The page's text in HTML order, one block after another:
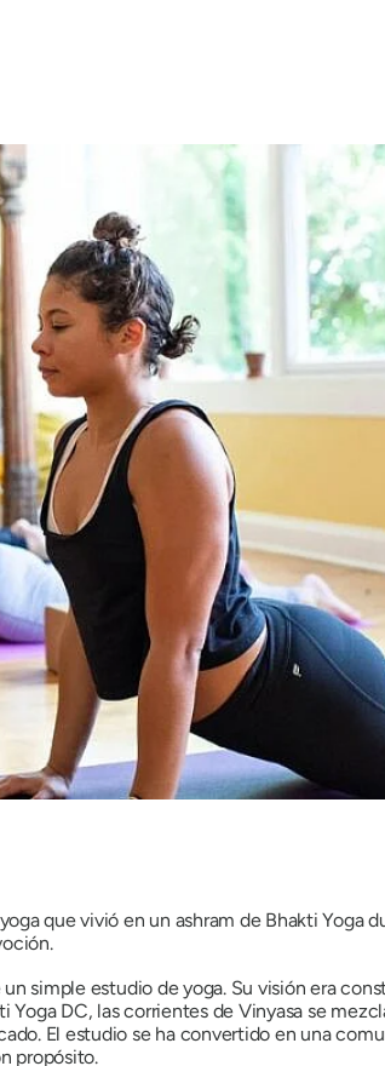
que vivió en un ashram de Bhakti Yoga
simple estudio de yoga. Su visión era
DC, las corrientes de Vinyasa se
El estudio se ha convertido en una
propósito.